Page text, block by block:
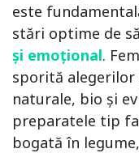
este
stări optime de
și emoțional.
sporită
naturale, bio și
preparatele tip
bogată în